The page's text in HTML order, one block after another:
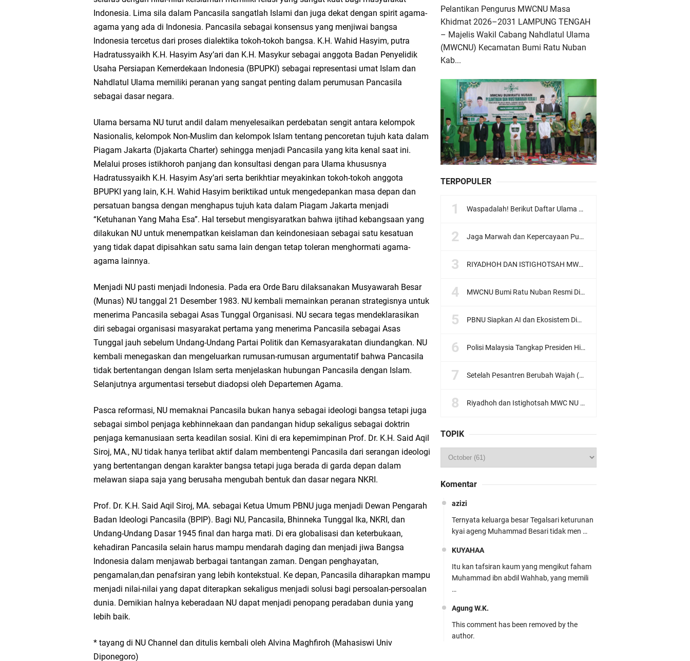
Indonesia. Lima sila dalam Pancasila sangatlah Islami dan juga dekat dengan spirit agama-
agama yang ada di Indonesia. Pancasila sebagai konsensus yang menjiwai bangsa
Indonesia tercetus dari proses dialektika tokoh-tokoh bangsa. K.H. Wahid Hasyim, putra
Hadratussyaikh K.H. Hasyim Asy’ari dan K.H. Masykur sebagai anggota Badan Penyelidik
Usaha Persiapan Kemerdekaan Indonesia (BPUPKI) sebagai representasi umat Islam dan
Nahdlatul Ulama memiliki peranan yang sangat penting dalam perumusan Pancasila
sebagai dasar negara.
Ulama bersama NU turut andil dalam menyelesaikan perdebatan sengit antara kelompok
Nasionalis, kelompok Non-Muslim dan kelompok Islam tentang pencoretan tujuh kata dalam
Piagam Jakarta (Djakarta Charter) sehingga menjadi Pancasila yang kita kenal saat ini.
Melalui proses istikhoroh panjang dan konsultasi dengan para Ulama khususnya
Hadratussyaikh K.H. Hasyim Asy’ari serta berikhtiar meyakinkan tokoh-tokoh anggota
BPUPKI yang lain, K.H. Wahid Hasyim beriktikad untuk mengedepankan masa depan dan
persatuan bangsa dengan menghapus tujuh kata dalam Piagam Jakarta menjadi
“Ketuhanan Yang Maha Esa”. Hal tersebut mengisyaratkan bahwa ijtihad kebangsaan yang
dilakukan NU untuk menempatkan keislaman dan keindonesiaan sebagai satu kesatuan
yang tidak dapat dipisahkan satu sama lain dengan tetap toleran menghormati agama-
agama lainnya.
Menjadi NU pasti menjadi Indonesia. Pada era Orde Baru dilaksanakan Musyawarah Besar
(Munas) NU tanggal 21 Desember 1983. NU kembali memainkan peranan strategisnya untuk
menerima Pancasila sebagai Asas Tunggal Organisasi. NU secara tegas mendeklarasikan
diri sebagai organisasi masyarakat pertama yang menerima Pancasila sebagai Asas
Tunggal jauh sebelum Undang-Undang Partai Politik dan Kemasyarakatan diundangkan. NU
kembali menegaskan dan mengeluarkan rumusan-rumusan argumentatif bahwa Pancasila
tidak bertentangan dengan Islam serta menjelaskan hubungan Pancasila dengan Islam.
Selanjutnya argumentasi tersebut diadopsi oleh Departemen Agama.
Pasca reformasi, NU memaknai Pancasila bukan hanya sebagai ideologi bangsa tetapi juga
sebagai simbol penjaga kebhinnekaan dan pandangan hidup sekaligus sebagai doktrin
penjaga kemanusiaan serta keadilan sosial. Kini di era kepemimpinan Prof. Dr. K.H. Said Aqil
Siroj, MA., NU tidak hanya terlibat aktif dalam membentengi Pancasila dari serangan ideologi
yang bertentangan dengan karakter bangsa tetapi juga berada di garda depan dalam
melawan siapa saja yang berusaha mengubah bentuk dan dasar negara NKRI.
Prof. Dr. K.H. Said Aqil Siroj, MA. sebagai Ketua Umum PBNU juga menjadi Dewan Pengarah
Badan Ideologi Pancasila (BPIP). Bagi NU, Pancasila, Bhinneka Tunggal Ika, NKRI, dan
Undang-Undang Dasar 1945 final dan harga mati. Di era globalisasi dan keterbukaan,
kehadiran Pancasila selain harus mampu mendarah daging dan menjadi jiwa Bangsa
Indonesia dalam menjawab berbagai tantangan zaman. Dengan penghayatan,
pengamalan,dan penafsiran yang lebih kontekstual. Ke depan, Pancasila diharapkan mampu
menjadi nilai-nilai yang dapat diterapkan sekaligus menjadi solusi bagi persoalan-persoalan
dunia. Demikian halnya keberadaan NU dapat menjadi penopang peradaban dunia yang
lebih baik.
* tayang di NU Channel dan ditulis kembali oleh Alvina Maghfiroh (Mahasiswi Univ
Diponegoro)
Pelantikan Pengurus MWCNU Masa
Khidmat 2026–2031 LAMPUNG TENGAH
– Majelis Wakil Cabang Nahdlatul Ulama
(MWCNU) Kecamatan Bumi Ratu Nuban
Kab...
TERPOPULER
Waspadalah! Berikut Daftar Ulama Wahabi di Seluruh Dunia dan Karya-karyanya
Jaga Marwah dan Kepercayaan Publik, Ratusan Guru Ngaji Kota Malang Serukan Deklarasi Ramah Anak
RIYADHOH DAN ISTIGHOTSAH MWC NU LOWOKWARU Menyambut Muktamar NU ke-35, Meneguhkan Sanad Laku Para Muassis
MWCNU Bumi Ratu Nuban Resmi Dilantik, Siap Perkuat Organisasi dan Khidmat untuk Umat
PBNU Siapkan AI dan Ekosistem Digital "Satu Ranah Digital untuk Ulama", Siap Diluncurkan dalam Waktu Dekat!
Polisi Malaysia Tangkap Presiden Hizbut Tahrir Saat Konferensi Pers
Setelah Pesantren Berubah Wajah (Dari NU Ke Wahabi)
Riyadhoh dan Istighotsah MWC NU Lowokwaru: Menguatkan Doa, Menjalin Ukhuwah Menyambut Muktamar NU ke-35
TOPIK
Komentar
azizi
Ternyata keluarga besar Tegalsari keturunan
kyai ageng Muhammad Besari tidak men …
KUYAHAA
Itu kan tafsiran kaum yang mengikut faham
Muhammad ibn abdil Wahhab, yang memili
…
Agung W.K.
This comment has been removed by the
author.